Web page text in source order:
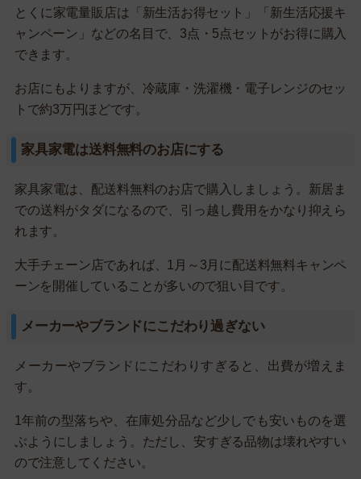
とくに家電量販店は「新生活お得セット」「新生活応援キ
ャンペーン」などの名目で、3点・5点セットがお得に購入
できます。
お店にもよりますが、冷蔵庫・洗濯機・電子レンジのセッ
トで約3万円ほどです。
家具家電は送料無料のお店にする
家具家電は、配送料無料のお店で購入しましょう。新居ま
での送料がタダになるので、引っ越し費用をかなり抑えら
れます。
大手チェーン店であれば、1月～3月に配送料無料キャンペ
ーンを開催していることが多いので狙い目です。
メーカーやブランドにこだわり過ぎない
メーカーやブランドにこだわりすぎると、出費が増えま
す。
1年前の型落ちや、在庫処分品など少しでも安いものを選
ぶようにしましょう。ただし、安すぎる品物は壊れやすい
ので注意してください。